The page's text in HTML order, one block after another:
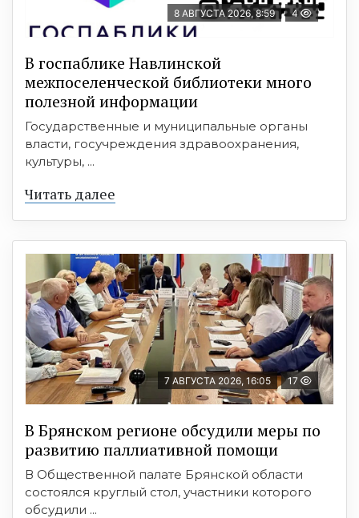
8 АВГУСТА 2026, 8:59 4
В госпаблике Навлинской
межпоселенческой библиотеки много
полезной информации
Государственные и муниципальные органы
власти, госучреждения здравоохранения,
культуры, ...
Читать далее
7 АВГУСТА 2026, 16:05 17
В Брянском регионе обсудили меры по
развитию паллиативной помощи
В Общественной палате Брянской области
состоялся круглый стол, участники которого
обсудили ...